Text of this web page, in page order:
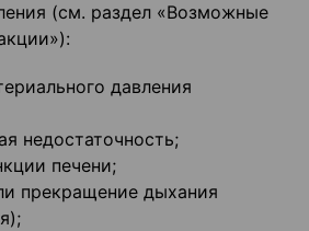
(см. раздел «Возможные
давления
недостаточность;
печени;
прекращение дыхания